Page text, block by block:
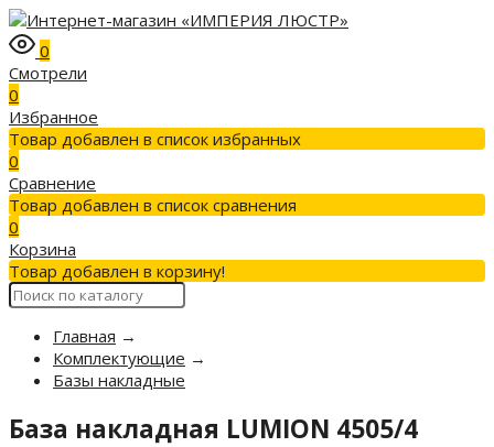
0
Смотрели
0
Избранное
Товар добавлен в список избранных
0
Сравнение
Товар добавлен в список сравнения
0
Корзина
Товар добавлен в корзину!
Главная →
Комплектующие →
Базы накладные
База накладная LUMION 4505/4